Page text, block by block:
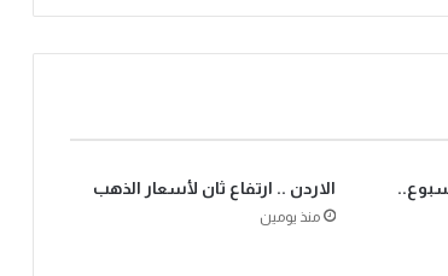
الاردن .. ارتفاع ثان لأسعار الذهب
منذ يومين